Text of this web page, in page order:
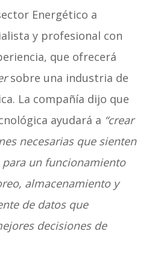
Energético a
y profesional con
que ofrecerá
sobre una industria de
La compañía dijo que
ayudará a “crear
necesarias que sienten
un funcionamiento
almacenamiento y
de datos que
decisiones de